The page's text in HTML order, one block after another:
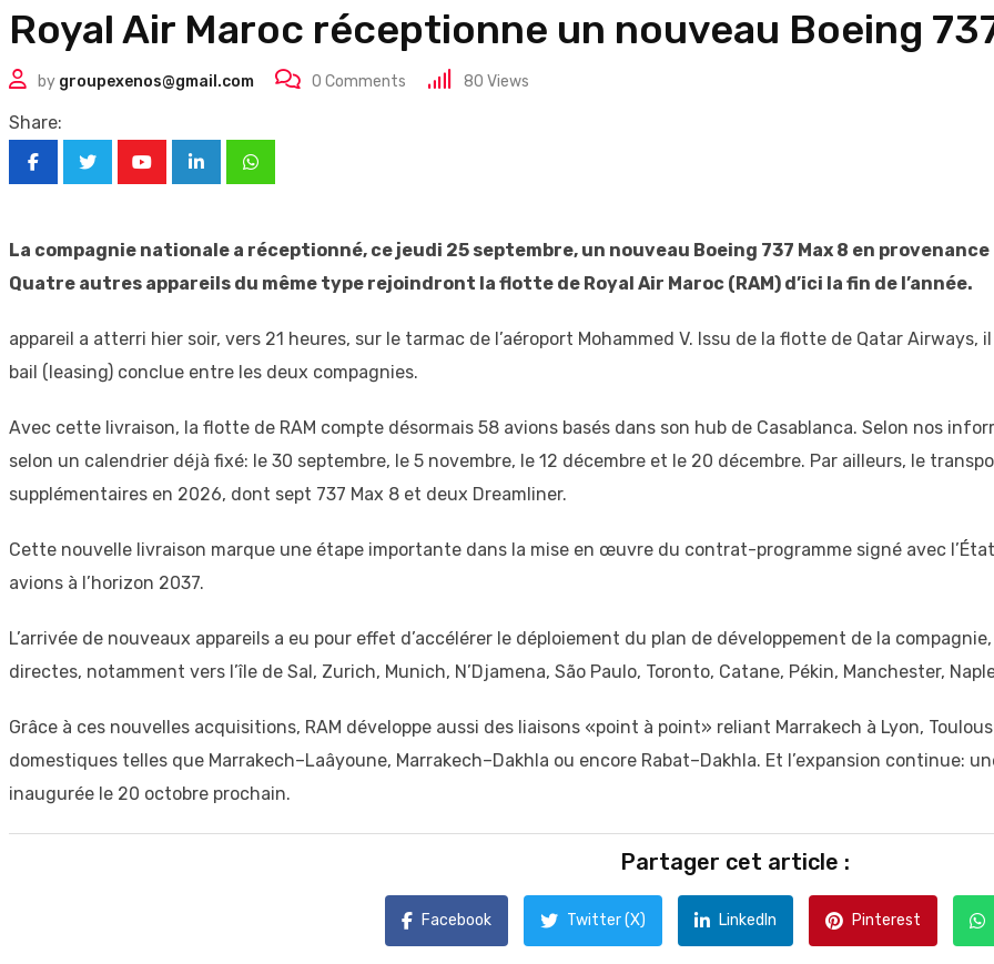
Royal Air Maroc réceptionne un nouveau Boeing
by groupexenos@gmail.com 0 Comments 80 Views
Share:
LinkedInWhatsapp
La compagnie nationale a réceptionné, ce jeudi 25 septembre, un nouveau Boeing 737 Max 8 en
Quatre autres appareils du même type rejoindront la flotte de Royal Air Maroc (RAM) d’ici la fin de l’année.
appareil a atterri hier soir, vers 21 heures, sur le tarmac de l’aéroport Mohammed V. Issu de la flotte de Qatar
bail (leasing) conclue entre les deux compagnies.
Avec cette livraison, la flotte de RAM compte désormais 58 avions basés dans son hub de Casablanca. Selon nos
selon un calendrier déjà fixé: le 30 septembre, le 5 novembre, le 12 décembre et le 20 décembre. Par ailleurs, le
supplémentaires en 2026, dont sept 737 Max 8 et deux Dreamliner.
Cette nouvelle livraison marque une étape importante dans la mise en œuvre du contrat-programme signé avec
avions à l’horizon 2037.
L’arrivée de nouveaux appareils a eu pour effet d’accélérer le déploiement du plan de développement de la
directes, notamment vers l’île de Sal, Zurich, Munich, N’Djamena, São Paulo, Toronto, Catane, Pékin, Manchester,
Grâce à ces nouvelles acquisitions, RAM développe aussi des liaisons «point à point» reliant Marrakech à Lyon,
domestiques telles que Marrakech–Laâyoune, Marrakech–Dakhla ou encore Rabat–Dakhla. Et l’expansion continue:
inaugurée le 20 octobre prochain.
Partager cet article :
Facebook Twitter (X) LinkedIn Pinterest